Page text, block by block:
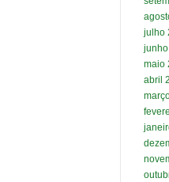
julho
maio
abril